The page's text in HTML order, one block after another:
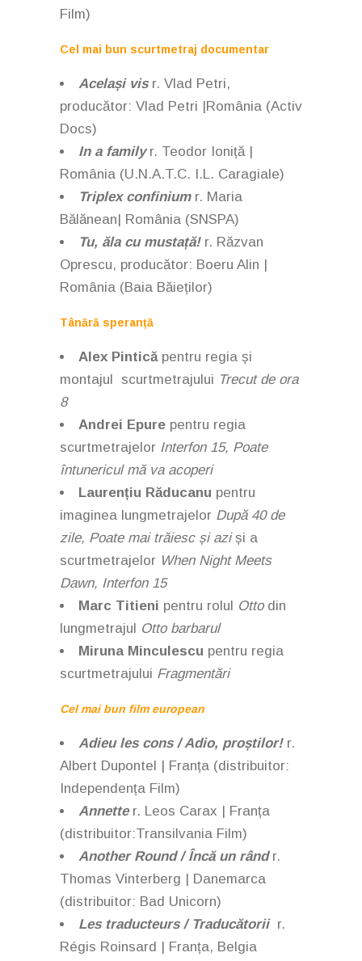
Film)
Cel mai bun scurtmetraj documentar
Același vis r. Vlad Petri,
producător: Vlad Petri |România (Activ
Docs)
In a family r. Teodor Ioniță |
România (U.N.A.T.C. I.L. Caragiale)
Triplex confinium r. Maria
Bălănean| România (SNSPA)
Tu, ăla cu mustață! r. Răzvan
Oprescu, producător: Boeru Alin |
România (Baia Băieților)
Tânără speranță
Alex Pintică pentru regia și
montajul scurtmetrajului Trecut de ora
8
Andrei Epure pentru regia
scurtmetrajelor Interfon 15, Poate
întunericul mă va acoperi
Laurențiu Răducanu pentru
imaginea lungmetrajelor După 40 de
zile, Poate mai trăiesc și aziși a
scurtmetrajelor When Night Meets
Dawn, Interfon 15
Marc Titieni pentru rolul Otto din
lungmetrajul Otto barbarul
Miruna Minculescu pentru regia
scurtmetrajului Fragmentări
Cel mai bun film european
Adieu les cons / Adio, proștilor! r.
Albert Dupontel | Franța (distribuitor:
Independența Film)
Annette r. Leos Carax | Franța
(distribuitor:Transilvania Film)
Another Round / Încă un rând r.
Thomas Vinterberg | Danemarca
(distribuitor: Bad Unicorn)
Les traducteurs / Traducătorii r.
Régis Roinsard | Franța, Belgia